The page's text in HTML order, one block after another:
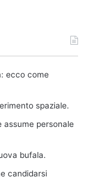
ecco come
spaziale.
assume personale
bufala.
candidarsi